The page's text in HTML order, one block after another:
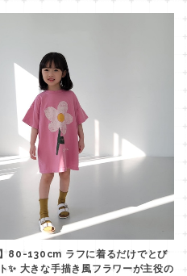
80-130cm ラフに着るだけでとび
✨ 大きな手描き風フラワーが主役の